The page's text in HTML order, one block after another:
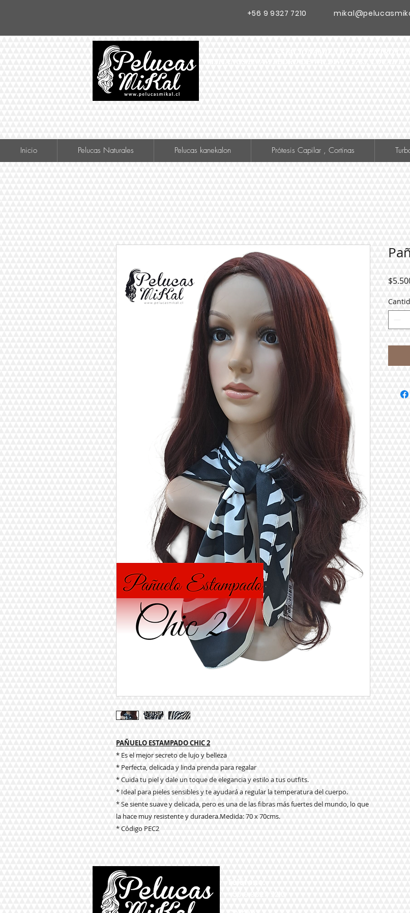
+56 9 9327 7210
Inicio Pelucas Naturales Pelucas kanekalon Prótesis Capilar , Cortinas
PAÑUELO ESTAMPADO CHIC 2
* Es el mejor secreto de lujo y belleza
* Perfecta, delicada y linda prenda para regalar
* Cuida tu piel y dale un toque de elegancia y estilo a tus outfits.
* Ideal para pieles sensibles y te ayudará a regular la temperatura del cuerpo.
* Se siente suave y delicada, pero es una de las fibras más fuertes del mundo, lo que
la hace muy resistente y duradera.Medida: 70 x 70cms.
* Código PEC2